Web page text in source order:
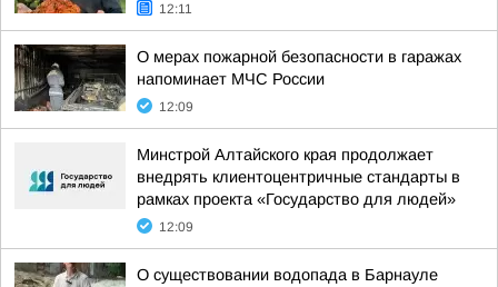
12:11
О мерах пожарной безопасности в гаражах
напоминает МЧС России
12:09
Минстрой Алтайского края продолжает
внедрять клиентоцентричные стандарты в
рамках проекта «Государство для людей»
12:09
О существовании водопада в Барнауле